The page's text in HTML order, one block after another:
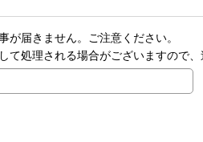
が届きません。ご注意ください。
て処理される場合がございますので